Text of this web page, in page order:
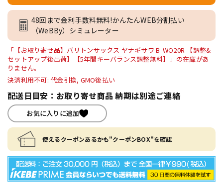
48回まで金利手数料無料!かんたんWEB分割払い
（WeBBy）シミュレーター
「【お取り寄せ品】バリトンサックス ヤナギサワ B-WO20R 【調整&
セットアップ後出荷】【5年間キーバランス調整無料】」の在庫があ
りません。
決済利用不可: 代金引換, GMO後払い
配送日目安：お取り寄せ商品 納期は別途ご連絡
お気に入りに追加
使えるクーポンあるかも"クーポンBOX"を確認